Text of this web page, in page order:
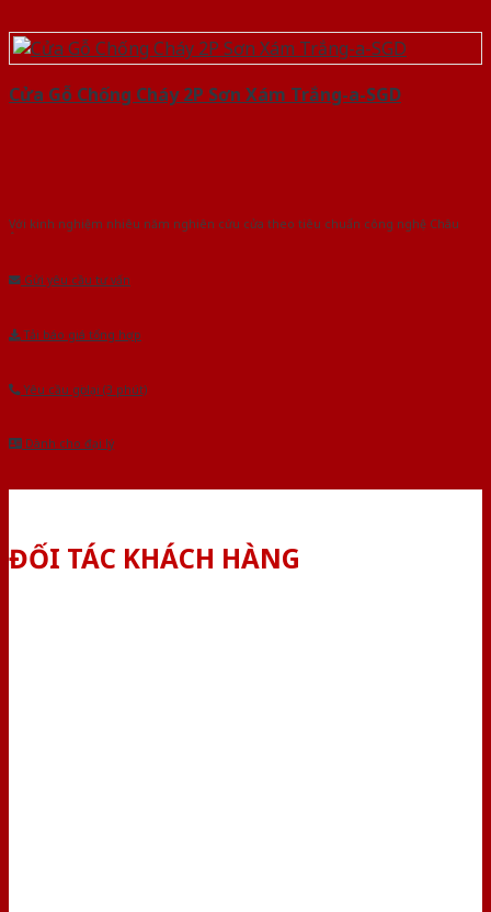
Cửa Gỗ Chống Cháy 2P Sơn Xám Trắng-a-SGD
Với kinh nghiệm nhiêu năm nghiên cứu cửa theo tiêu chuẩn công nghệ Châu
Gửi yêu cầu tư vấn
Tải báo giá tổng hợp
Yêu cầu gọi lại (3 phút)
Dành cho đại lý
ĐỐI TÁC KHÁCH HÀNG